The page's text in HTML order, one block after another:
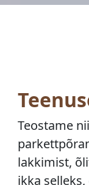
Teostame
lakkimist,
ikka